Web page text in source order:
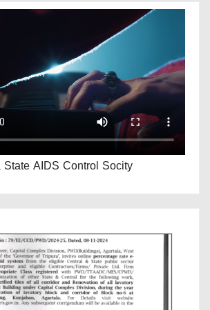
AIDS Control Socity